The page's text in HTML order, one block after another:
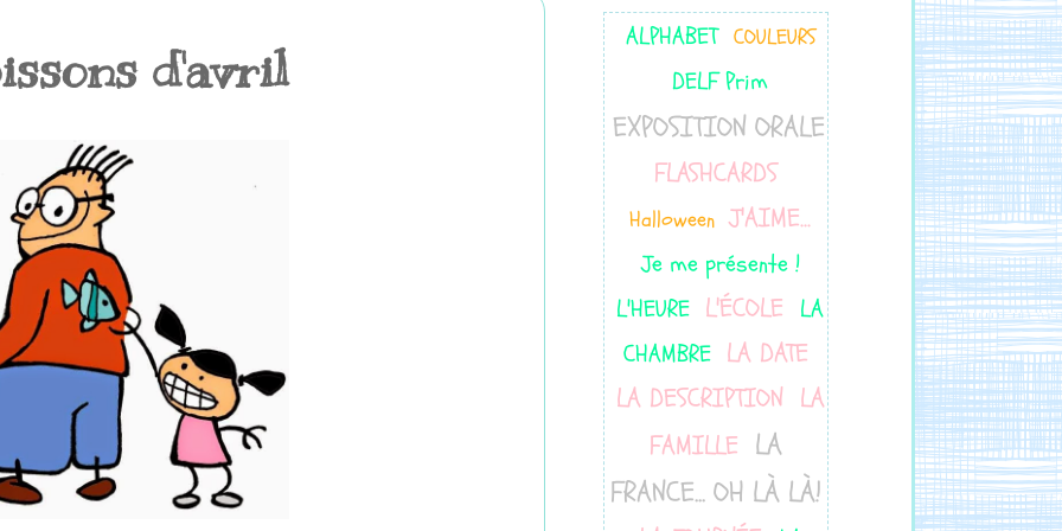
d'avril
ALPHABET COULEURS
DELF Prim
EXPOSITION ORALE
FLASHCARDS
Halloween J'AIME...
Je me présente !
L'HEURE L'ÉCOLE LA
CHAMBRE LA DATE
LA DESCRIPTION LA
FAMILLE LA
FRANCE... OH LÀ LÀ!